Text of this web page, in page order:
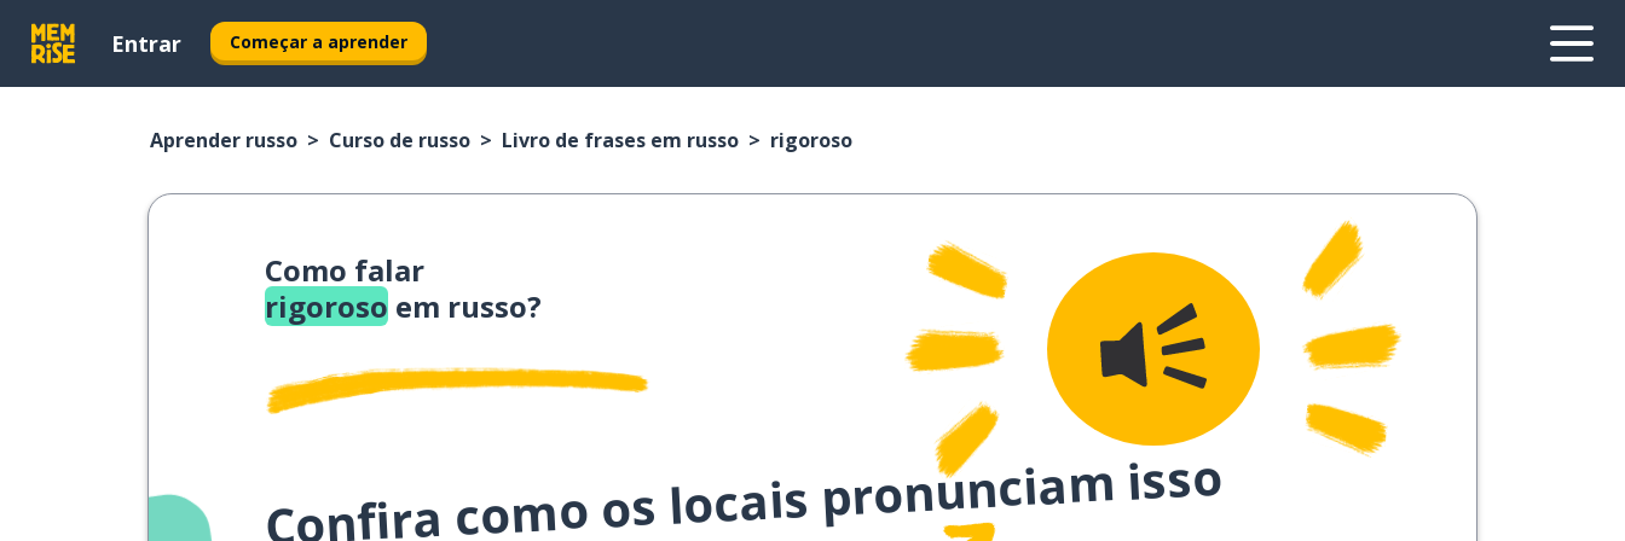
Entrar Começar a aprender
Aprender russo Curso de russo Livro de frases em russo rigoroso
Como falar
rigoroso em russo?
Confira como os locais pronunciam isso